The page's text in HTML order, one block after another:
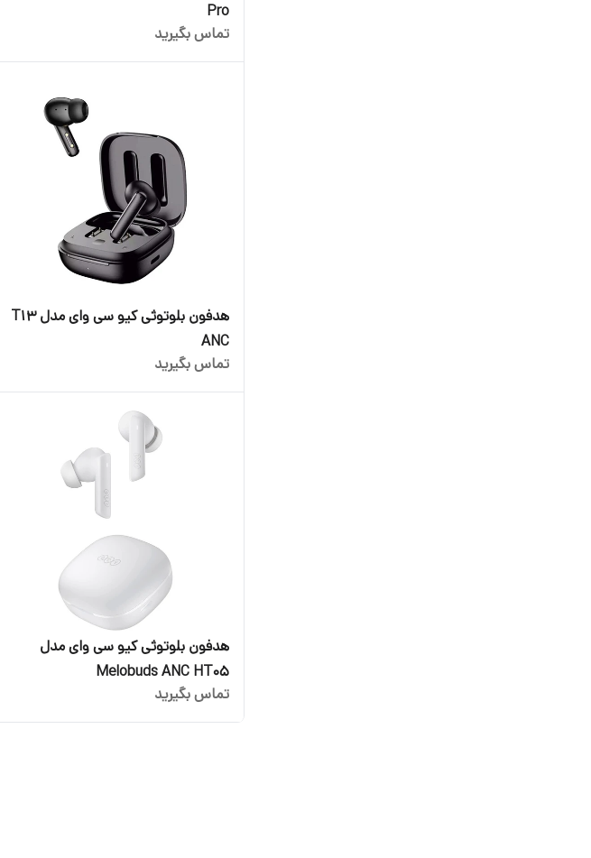
Pro
تماس بگیرید
هدفون بلوتوثی کیو سی وای مدل T13
ANC
تماس بگیرید
هدفون بلوتوثی کیو سی وای مدل
Melobuds ANC HT05
تماس بگیرید